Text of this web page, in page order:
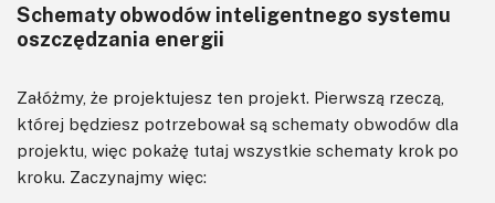
Schematy obwodów inteligentnego systemu
oszczędzania energii
Załóżmy, że projektujesz ten projekt. Pierwszą rzeczą,
której będziesz potrzebował są schematy obwodów dla
projektu, więc pokażę tutaj wszystkie schematy krok po
kroku. Zaczynajmy więc: